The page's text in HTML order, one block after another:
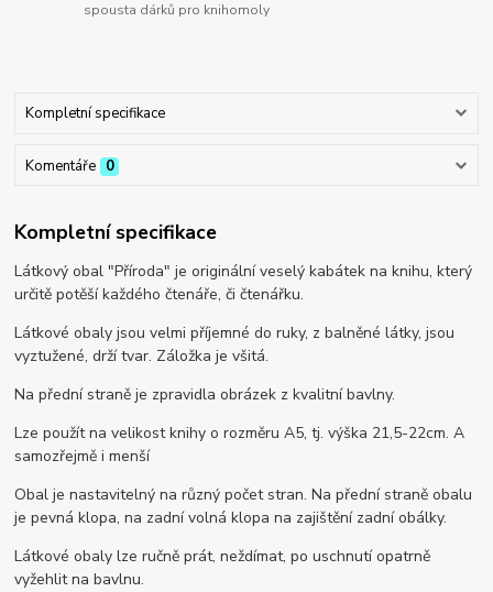
spousta dárků pro knihomoly
Kompletní specifikace
Komentáře 0
Kompletní specifikace
Látkový obal "Příroda" je originální veselý kabátek na knihu, který
určitě potěší každého čtenáře, či čtenářku.
Látkové obaly jsou velmi příjemné do ruky, z balněné látky, jsou
vyztužené, drží tvar. Záložka je všitá.
Na přední straně je zpravidla obrázek z kvalitní bavlny.
Lze použít na velikost knihy o rozměru A5, tj. výška 21,5-22cm. A
samozřejmě i menší
Obal je nastavitelný na různý počet stran. Na přední straně obalu
je pevná klopa, na zadní volná klopa na zajištění zadní obálky.
Látkové obaly lze ručně prát, neždímat, po uschnutí opatrně
vyžehlit na bavlnu.